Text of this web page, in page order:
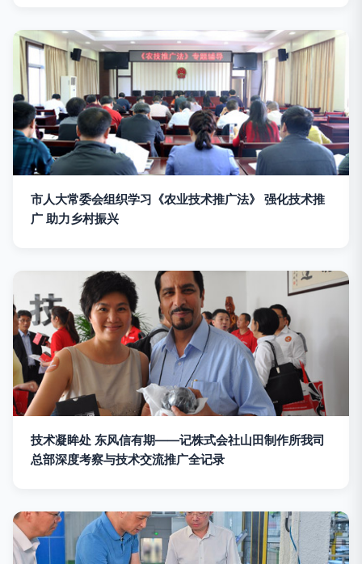
市人大常委会组织学习《农业技术推广法》 强化技术推
广 助力乡村振兴
技术凝眸处 东风信有期——记株式会社山田制作所我司
总部深度考察与技术交流推广全记录